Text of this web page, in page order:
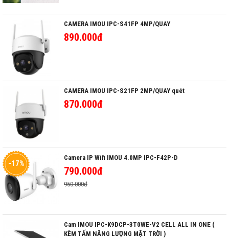
CAMERA IMOU IPC-S41FP 4MP/QUAY
890.000đ
CAMERA IMOU IPC-S21FP 2MP/QUAY quét
870.000đ
-17%
Camera IP Wifi IMOU 4.0MP IPC-F42P-D
790.000đ
950.000đ
Cam IMOU IPC-K9DCP-3T0WE-V2 CELL ALL IN ONE (
KÈM TẤM NĂNG LƯỢNG MẶT TRỜI )